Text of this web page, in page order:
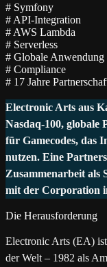
# Symfony
# API-Integration
# AWS Lambda
# Serverless
# Globale Anwendung
# Compliance
# 17 Jahre
Electronic Arts aus
Nasdaq-100, globale
für Gamecodes, das
nutzen. Eine
Zusammenarbeit als
mit der Corporation
Die Herausforderung
Electronic Arts (EA)
der Welt – 1982 als